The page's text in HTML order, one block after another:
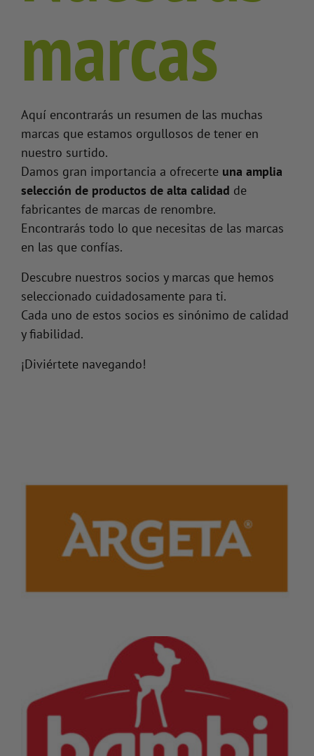
marcas
Aquí encontrarás un resumen de las muchas
marcas que estamos orgullosos de tener en
nuestro surtido.
Damos gran importancia a ofrecerte una amplia
selección de productos de alta calidad de
fabricantes de marcas de renombre.
Encontrarás todo lo que necesitas de las marcas
en las que confías.
Descubre nuestros socios y marcas que hemos
seleccionado cuidadosamente para ti.
Cada uno de estos socios es sinónimo de calidad
y fiabilidad.
¡Diviértete navegando!